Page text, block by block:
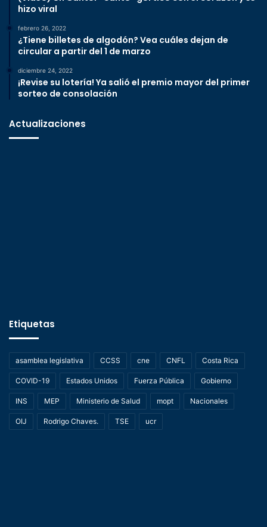
hizo viral
febrero 26, 2022
¿Tiene billetes de algodón? Vea cuáles dejan de
circular a partir del 1 de marzo
diciembre 24, 2022
¡Revise su lotería! Ya salió el premio mayor del primer
sorteo de consolación
Actualizaciones
Etiquetas
asamblea legislativa CCSS cne CNFL Costa Rica
COVID-19 Estados Unidos Fuerza Pública Gobierno
INS MEP Ministerio de Salud mopt Nacionales
OIJ Rodrigo Chaves. TSE ucr